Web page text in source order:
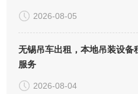
2026-08-05
无锡吊车出租，本地吊装设备
服务
2026-08-04